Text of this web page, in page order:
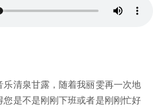
清泉甘露，随着我丽雯再一次地
是不是刚刚下班或者是刚刚忙好